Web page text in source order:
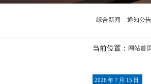
综合新闻 通知公告
当前位置： 网站首
2026年7月15日